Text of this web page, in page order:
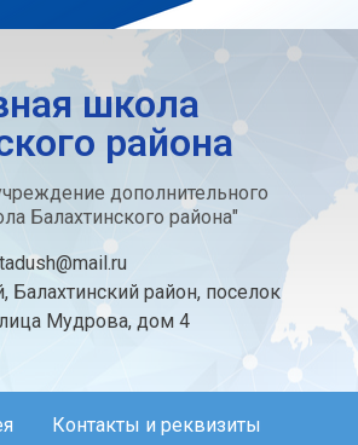
школа
района
дополнительного
Балахтинского района"
Балахтинский район, поселок
Мудрова, дом 4
Контакты и реквизиты